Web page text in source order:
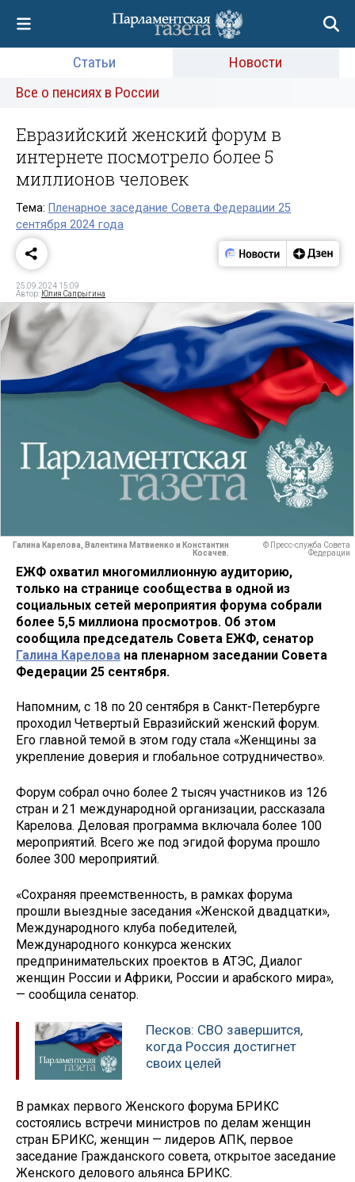
Статьи
Новости
Все о пенсиях в России
Евразийский женский форум в
интернете посмотрело более 5
миллионов человек
Тема: Пленарное заседание Совета Федерации 25
сентября 2024 года
25.09.2024 15:09
Автор: Юлия Сапрыгина
Галина Карелова, Валентина Матвиенко и Константин
Косачев.
© Пресс-служба Совета
Федерации
ЕЖФ охватил многомиллионную аудиторию,
только на странице сообщества в одной из
социальных сетей мероприятия форума собрали
более 5,5 миллиона просмотров. Об этом
сообщила председатель Совета ЕЖФ, сенатор
Галина Карелова на пленарном заседании Совета
Федерации 25 сентября.
Напомним, с 18 по 20 сентября в Санкт-Петербурге
проходил Четвертый Евразийский женский форум.
Его главной темой в этом году стала «Женщины за
укрепление доверия и глобальное сотрудничество».
Форум собрал очно более 2 тысяч участников из 126
стран и 21 международной организации, рассказала
Карелова. Деловая программа включала более 100
мероприятий. Всего же под эгидой форума прошло
более 300 мероприятий.
«Сохраняя преемственность, в рамках форума
прошли выездные заседания «Женской двадцатки»,
Международного клуба победителей,
Международного конкурса женских
предпринимательских проектов в АТЭС, Диалог
женщин России и Африки, России и арабского мира»,
— сообщила сенатор.
Песков: СВО завершится,
когда Россия достигнет
своих целей
В рамках первого Женского форума БРИКС
состоялись встречи министров по делам женщин
стран БРИКС, женщин — лидеров АПК, первое
заседание Гражданского совета, открытое заседание
Женского делового альянса БРИКС.